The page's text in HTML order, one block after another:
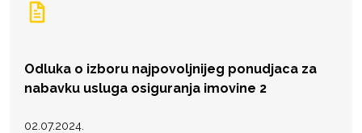
Odluka o izboru najpovoljnijeg ponudjaca za
nabavku usluga osiguranja imovine 2
02.07.2024.